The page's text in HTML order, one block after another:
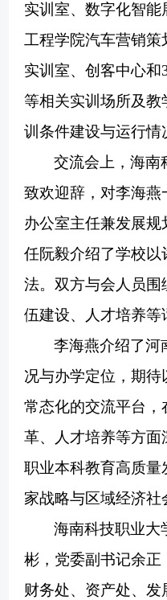
实训室、数字化智
工程学院汽车营销
实训室、创客中心和
等相关实训场所及教
训条件建设与运行情
交流会上，海南
致欢迎辞，对李海
办公室主任兼发展
任阮毅介绍了学校
法。双方与会人员围
伍建设、
人才培养等
李海燕介绍了河
况与办学定位 ，期待
常态化的交流平台
革、人才培养等方
职业本科教育高质量
家战略与区域经济社
海南科技职业大
彬 ， 党委副书记余正
财务处、资产处、发